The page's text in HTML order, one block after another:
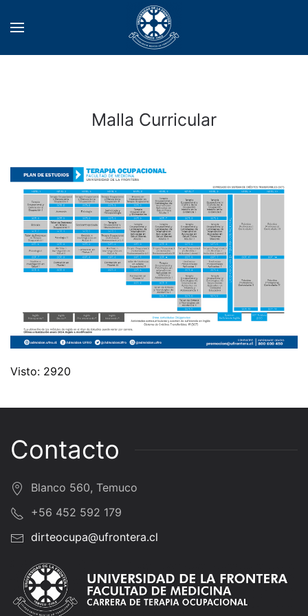
Malla Curricular
Visto: 2920
Contacto
Blanco 560, Temuco
+56 452 592 179
dirteocupa@ufrontera.cl